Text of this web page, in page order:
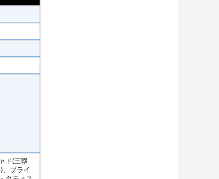
ド(三塁
、ブライ